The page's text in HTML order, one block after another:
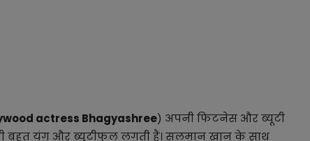
actress Bhagyashree) अपनी फिटनेस और ब्यूटी
बहुत यंग और ब्यूटीफुल लगती हैं। सलमान खान के साथ